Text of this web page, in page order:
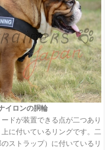
イロンの胴輪
ドが装置できる点が二つあり
に付いているリングです。二
ストラップ）に付いているリ